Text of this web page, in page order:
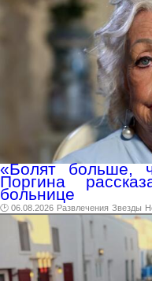
«Болят больше,
Поргина
больнице
🕑 06.08.2026 Развлечения Звезды